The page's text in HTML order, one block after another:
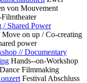
von Mouvement
/ Shared Power
on up / Co-creating
power
// Documentary
Hands--on-Workshop
Filmmaking
Festival Abschluss